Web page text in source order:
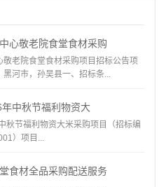
心敬老院食堂食材采购
老院食堂食材采购项目招标公告项
黑河市，孙吴县一、招标条...
中秋节福利物资大
秋节福利物资大米采购项目（招标编
）项目...
食材全品采购配送服务